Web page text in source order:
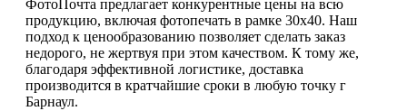
ФотоПочта предлагает конкурентные цены на всю
продукцию, включая фотопечать в рамке 30х40. Наш
подход к ценообразованию позволяет сделать заказ
недорого, не жертвуя при этом качеством. К тому же,
благодаря эффективной логистике, доставка
производится в кратчайшие сроки в любую точку г
Барнаул.